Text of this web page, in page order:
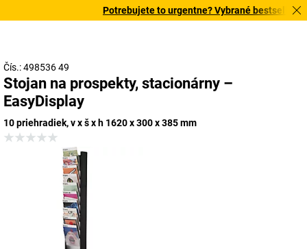
Potrebujete to urgentne? Vybrané bestsellery
Čís.: 498536 49
Stojan na prospekty, stacionárny –
EasyDisplay
10 priehradiek, v x š x h 1620 x 300 x 385 mm